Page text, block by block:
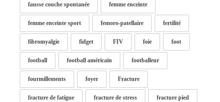
fausse couche spontanée femme enceinte
femme enceinte sport femoro-patellaire fertilité
fibromyalgie fidget FIV foie foot
football football américain footballeur
fourmillements foyer Fracture
fracture de fatigue fracture de stress fracture pied